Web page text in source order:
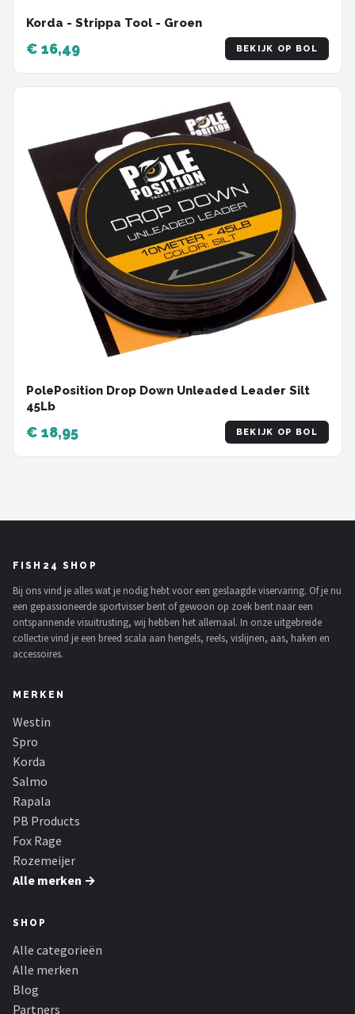
Korda - Strippa Tool - Groen
€ 16,49 BEKIJK OP BOL
PolePosition Drop Down Unleaded Leader Silt
45Lb
€ 18,95 BEKIJK OP BOL
FISH24 SHOP
Bij ons vind je alles wat je nodig hebt voor een geslaagde viservaring. Of je nu
een gepassioneerde sportvisser bent of gewoon op zoek bent naar een
ontspannende visuitrusting, wij hebben het allemaal. In onze uitgebreide
collectie vind je een breed scala aan hengels, reels, vislijnen, aas, haken en
accessoires.
MERKEN
Westin
Spro
Korda
Salmo
Rapala
PB Products
Fox Rage
Rozemeijer
Alle merken →
SHOP
Alle categorieën
Alle merken
Blog
Partners